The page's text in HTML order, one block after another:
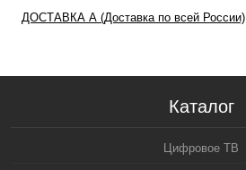
ДОСТАВКА А (Доставка по всей России)
Каталог
Цифровое ТВ